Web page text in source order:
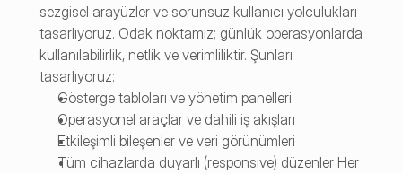
sezgisel arayüzler ve sorunsuz kullanıcı yolculukları
tasarlıyoruz. Odak noktamız; günlük operasyonlarda
kullanılabilirlik, netlik ve verimliliktir. Şunları
tasarlıyoruz:
Gösterge tabloları ve yönetim panelleri
Operasyonel araçlar ve dahili iş akışları
Etkileşimli bileşenler ve veri görünümleri
Tüm cihazlarda duyarlı (responsive) düzenler Her